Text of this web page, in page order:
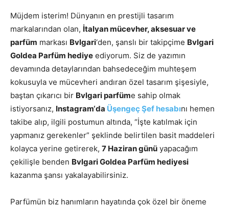
Müjdem isterim! Dünyanın en prestijli tasarım
markalarından olan, İtalyan mücevher, aksesuar ve
parfüm markası Bvlgari‘den, şanslı bir takipçime Bvlgari
Goldea Parfüm hediye ediyorum. Siz de yazımın
devamında detaylarından bahsedeceğim muhteşem
kokusuyla ve mücevheri andıran özel tasarım şişesiyle,
baştan çıkarıcı bir Bvlgari parfüme sahip olmak
istiyorsanız, Instagram‘da Üşengeç Şef hesabını hemen
takibe alıp, ilgili postumun altında, “İşte katılmak için
yapmanız gerekenler” şeklinde belirtilen basit maddeleri
kolayca yerine getirerek, 7 Haziran günü yapacağım
çekilişle benden Bvlgari Goldea Parfüm hediyesi
kazanma şansı yakalayabilirsiniz.
Parfümün biz hanımların hayatında çok özel bir öneme